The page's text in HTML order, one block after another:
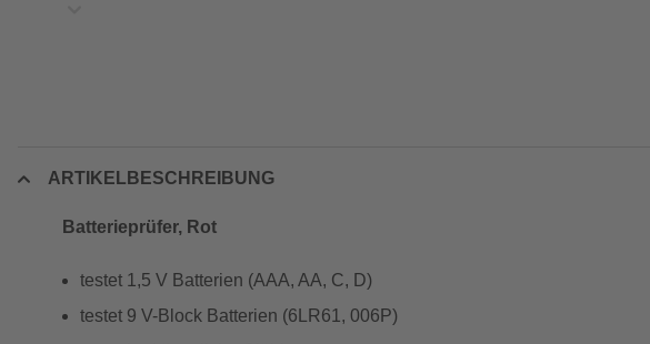
ARTIKELBESCHREIBUNG
Batterieprüfer, Rot
testet 1,5 V Batterien (AAA, AA, C, D)
testet 9 V-Block Batterien (6LR61, 006P)